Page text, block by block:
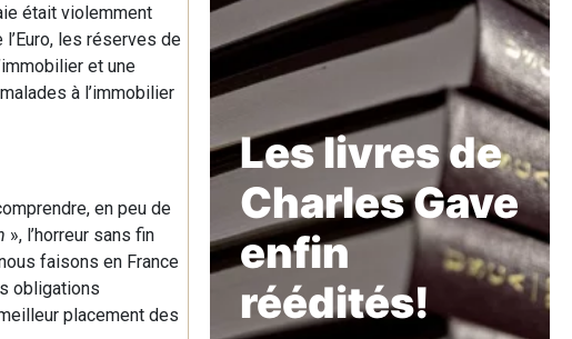
était violemment
les réserves de
et une
à l’immobilier
en peu de
», l’horreur sans fin
faisons en France
obligations
placement des
Les livres de
Charles Gave
enfin
réédités!